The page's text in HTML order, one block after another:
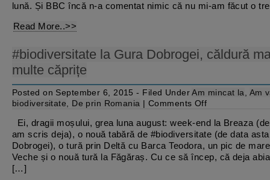
lună. Și BBC încă n-a comentat nimic că nu mi-am făcut o
Read More..>>
#biodiversitate la Gura Dobrogei, căldură
multe căprițe
Posted on September 6, 2015 - Filed UnderAm mincat la
Am
biodiversitate
De prin Romania | Comments Offon
la
Gura
Dobrogei,
căldură
mare
și
Ei, dragii moșului, grea luna august: week-end la Breaza
am scris deja), o nouă tabără de #biodiversitate (de data
Dobrogei), o tură prin Deltă cu Barca Teodora, un pic de
Veche și o nouă tură la Făgăraș. Cu ce să încep, că deja
[…]